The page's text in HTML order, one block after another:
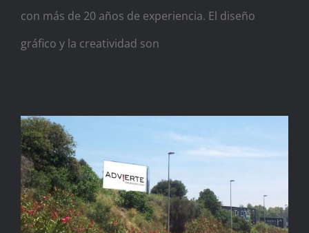
con más de 20 años de experiencia. El diseño
gráfico y la creatividad son
Nuevas vallas disponibles en
Marbella